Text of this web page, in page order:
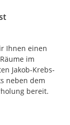
Ihnen einen
im
Jakob-Krebs-
neben dem
bereit.